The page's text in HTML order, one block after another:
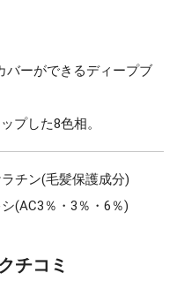
バーができるディープブ
プした8色相。
チン(毛髪保護成分)
(AC3％・3％・6％)
チコミ